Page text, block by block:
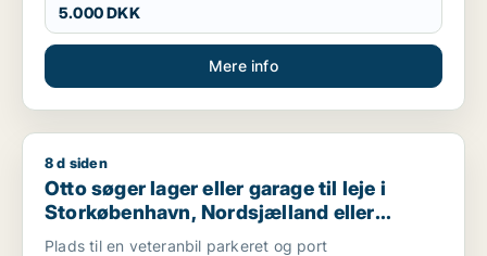
5.000 DKK
Mere info
Otto søger lager eller garage til leje i Storkøbenhavn,
8 d siden
Otto søger lager eller garage til leje i
Storkøbenhavn, Nordsjælland eller
Region Sjælland
Plads til en veteranbil parkeret og port